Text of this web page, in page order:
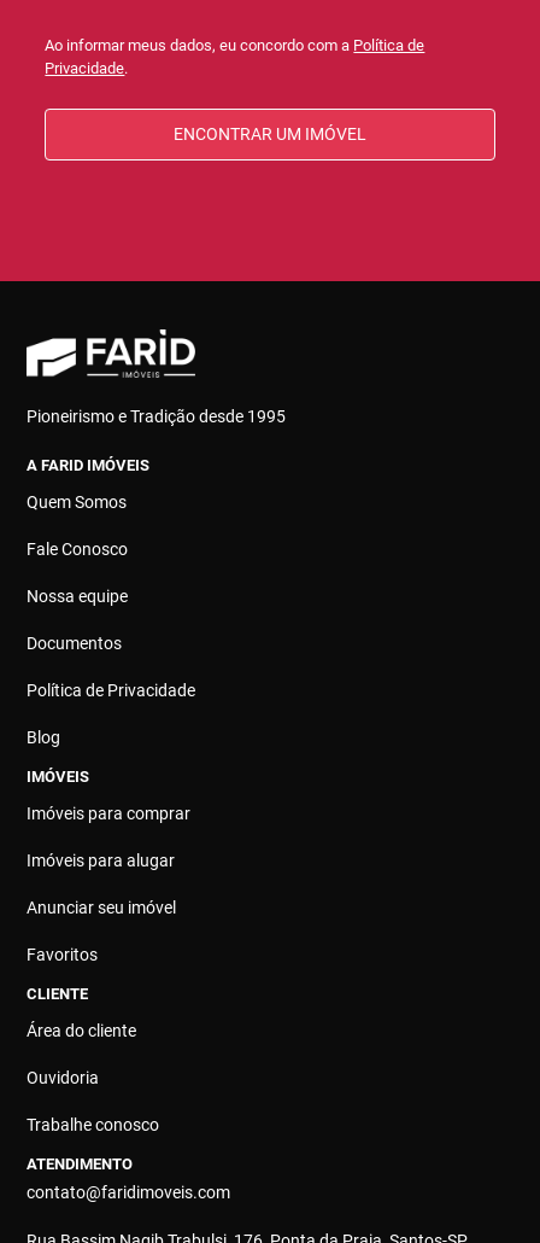
Ao informar meus dados, eu concordo com a Política de
Privacidade.
ENCONTRAR UM IMÓVEL
Pioneirismo e Tradição desde 1995
A FARID IMÓVEIS
Quem Somos
Fale Conosco
Nossa equipe
Documentos
Política de Privacidade
Blog
IMÓVEIS
Imóveis para comprar
Imóveis para alugar
Anunciar seu imóvel
Favoritos
CLIENTE
Área do cliente
Ouvidoria
Trabalhe conosco
ATENDIMENTO
contato@faridimoveis.com